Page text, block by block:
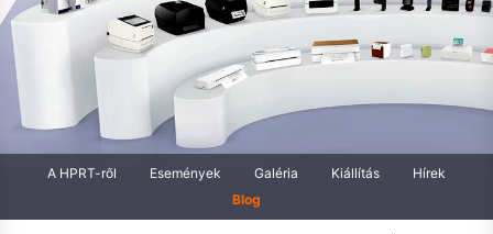
A HPRT-ről Események Galéria Kiállítás
Hírek
Blog